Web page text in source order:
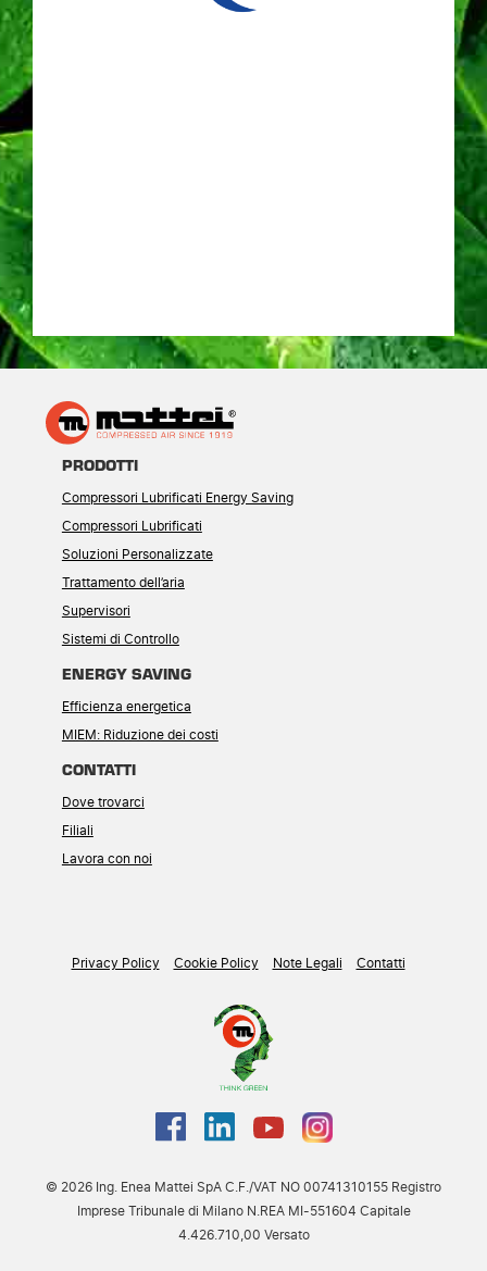
PRODOTTI
Compressori Lubrificati Energy Saving
Compressori Lubrificati
Soluzioni Personalizzate
Trattamento dell’aria
Supervisori
Sistemi di Controllo
ENERGY SAVING
Efficienza energetica
MIEM: Riduzione dei costi
CONTATTI
Dove trovarci
Filiali
Lavora con noi
Privacy Policy Cookie Policy Note Legali Contatti
© 2026 Ing. Enea Mattei SpA C.F./VAT NO 00741310155 Registro
Imprese Tribunale di Milano N.REA MI-551604 Capitale
4.426.710,00 Versato